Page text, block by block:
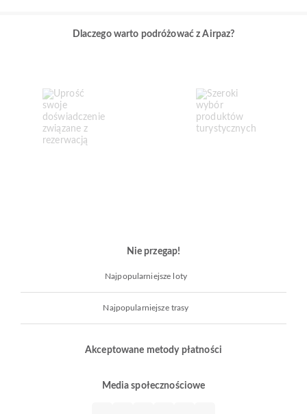
Dlaczego warto podróżować z Airpaz?
Nie przegap!
Najpopularniejsze loty
Najpopularniejsze trasy
Akceptowane metody płatności
Media społecznościowe